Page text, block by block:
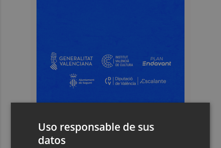
Uso responsable de sus
datos